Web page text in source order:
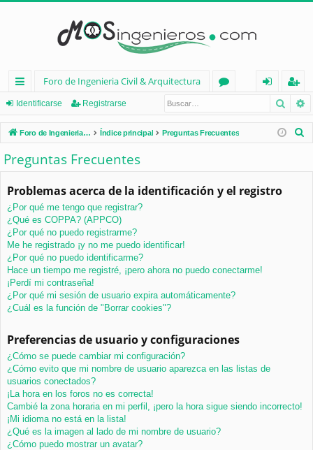
nl
ac
es
rá
pi
d
os
Foro de Ingenieria Civil & Arquitectura
os
nt
ifi
rs
eg
ist
ra
Identificarse Registrarse
Foro de Ingenieria Civil & Arquitectura Índice principal Preguntas Frecuentes
Preguntas Frecuentes
Problemas acerca de la identificación y el registro
¿Por qué me tengo que registrar?
¿Qué es COPPA? (APPCO)
¿Por qué no puedo registrarme?
Me he registrado ¡y no me puedo identificar!
¿Por qué no puedo identificarme?
Hace un tiempo me registré, ¡pero ahora no puedo conectarme!
¡Perdí mi contraseña!
¿Por qué mi sesión de usuario expira automáticamente?
¿Cuál es la función de "Borrar cookies"?
Preferencias de usuario y configuraciones
¿Cómo se puede cambiar mi configuración?
¿Cómo evito que mi nombre de usuario aparezca en las listas de
usuarios conectados?
¡La hora en los foros no es correcta!
Cambié la zona horaria en mi perfil, ¡pero la hora sigue siendo incorrecto!
¡Mi idioma no está en la lista!
¿Qué es la imagen al lado de mi nombre de usuario?
¿Cómo puedo mostrar un avatar?